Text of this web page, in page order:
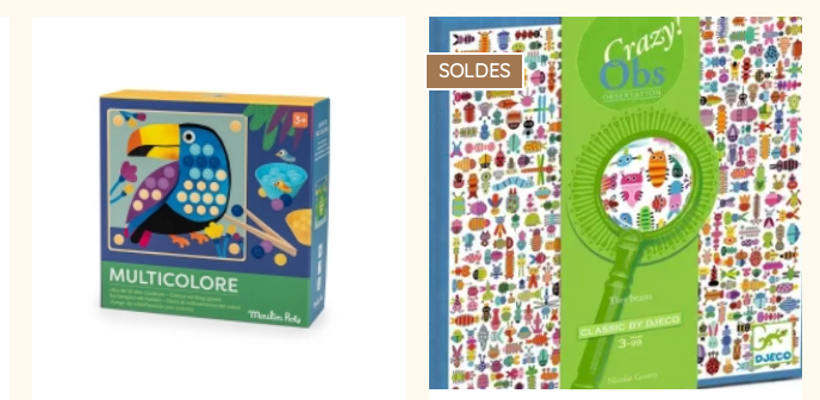
SOLDES
Ajouter
à la
liste
d’envies